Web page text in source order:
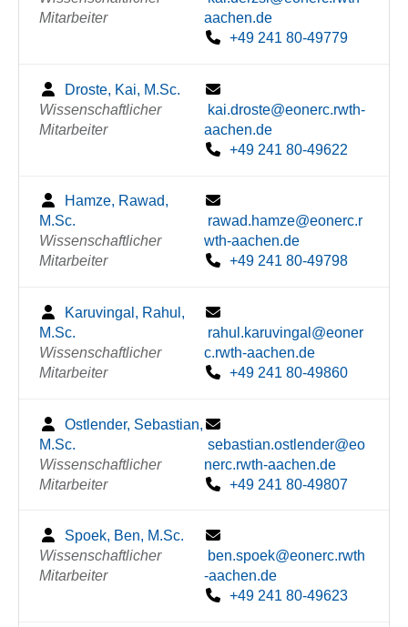
Mitarbeiter
aachen.de
+49 241 80-49779
Droste, Kai, M.Sc.
Wissenschaftlicher
Mitarbeiter
kai.droste@eonerc.rwth-
aachen.de
+49 241 80-49622
Hamze, Rawad,
M.Sc.
Wissenschaftlicher
Mitarbeiter
rawad.hamze@eonerc.r
wth-aachen.de
+49 241 80-49798
Karuvingal, Rahul,
M.Sc.
Wissenschaftlicher
Mitarbeiter
rahul.karuvingal@eoner
c.rwth-aachen.de
+49 241 80-49860
Ostlender, Sebastian,
M.Sc.
Wissenschaftlicher
Mitarbeiter
sebastian.ostlender@eo
nerc.rwth-aachen.de
+49 241 80-49807
Spoek, Ben, M.Sc.
Wissenschaftlicher
Mitarbeiter
ben.spoek@eonerc.rwth
-aachen.de
+49 241 80-49623